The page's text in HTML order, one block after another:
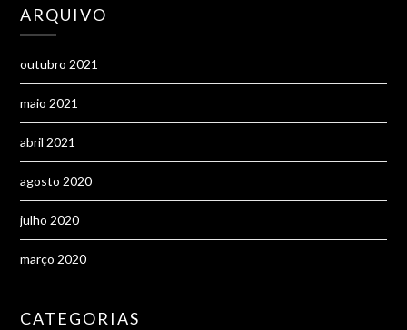
ARQUIVO
outubro 2021
maio 2021
abril 2021
agosto 2020
julho 2020
março 2020
CATEGORIAS